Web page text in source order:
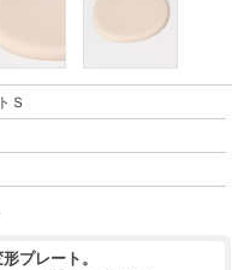
Ｓ
プレート。